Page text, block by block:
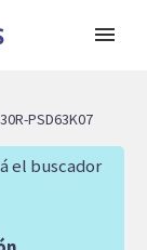
PSD63K07
el buscador